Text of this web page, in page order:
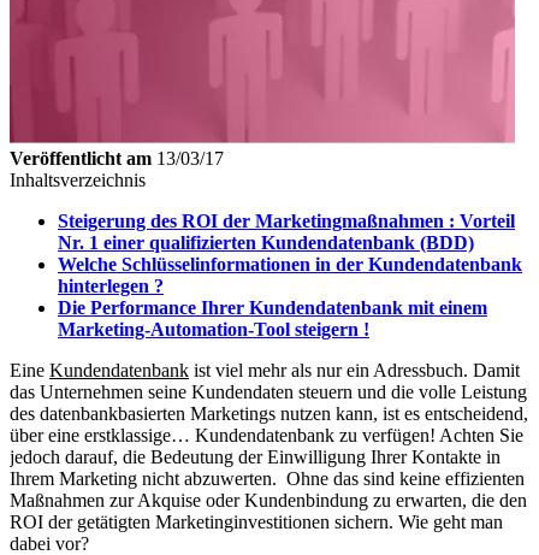
Veröffentlicht am 13/03/17
Inhaltsverzeichnis
Steigerung des ROI der Marketingmaßnahmen : Vorteil
Nr. 1 einer qualifizierten Kundendatenbank (BDD)
Welche Schlüsselinformationen in der Kundendatenbank
hinterlegen ?
Die Performance Ihrer Kundendatenbank mit einem
Marketing-Automation-Tool steigern !
Eine Kundendatenbank ist viel mehr als nur ein Adressbuch. Damit
das Unternehmen seine Kundendaten steuern und die volle Leistung
des datenbankbasierten Marketings nutzen kann, ist es entscheidend,
über eine erstklassige… Kundendatenbank zu verfügen! Achten Sie
jedoch darauf, die Bedeutung der Einwilligung Ihrer Kontakte in
Ihrem Marketing nicht abzuwerten. Ohne das sind keine effizienten
Maßnahmen zur Akquise oder Kundenbindung zu erwarten, die den
ROI der getätigten Marketinginvestitionen sichern. Wie geht man
dabei vor?